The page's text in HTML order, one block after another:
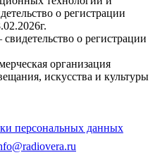
о регистрации
о регистрации
организация
искусства и культуры
персональных данных